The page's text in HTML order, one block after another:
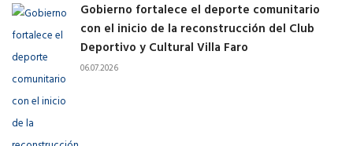
Gobierno fortalece el deporte comunitario
con el inicio de la reconstrucción del Club
Deportivo y Cultural Villa Faro
06.07.2026